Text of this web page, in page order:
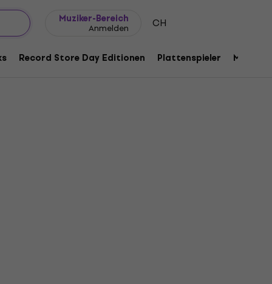
Muziker-Bereich
Anmelden CH
Record Store Day Editionen Plattenspieler Musik